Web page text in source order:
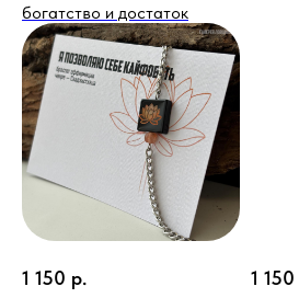
богатство и достаток
1 150 р. 1 150